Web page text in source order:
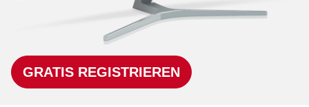
GRATIS REGISTRIEREN